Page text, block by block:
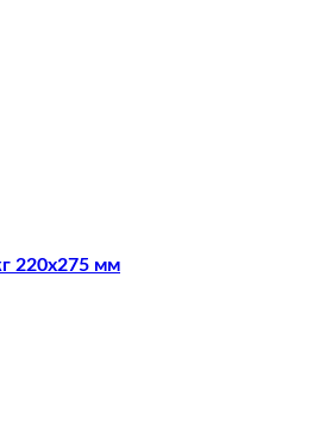
220х275 мм